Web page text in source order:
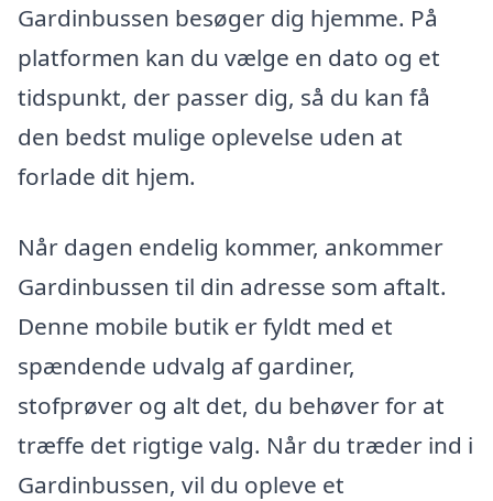
Gardinbussen besøger dig hjemme. På
platformen kan du vælge en dato og et
tidspunkt, der passer dig, så du kan få
den bedst mulige oplevelse uden at
forlade dit hjem.
Når dagen endelig kommer, ankommer
Gardinbussen til din adresse som aftalt.
Denne mobile butik er fyldt med et
spændende udvalg af gardiner,
stofprøver og alt det, du behøver for at
træffe det rigtige valg. Når du træder ind i
Gardinbussen, vil du opleve et